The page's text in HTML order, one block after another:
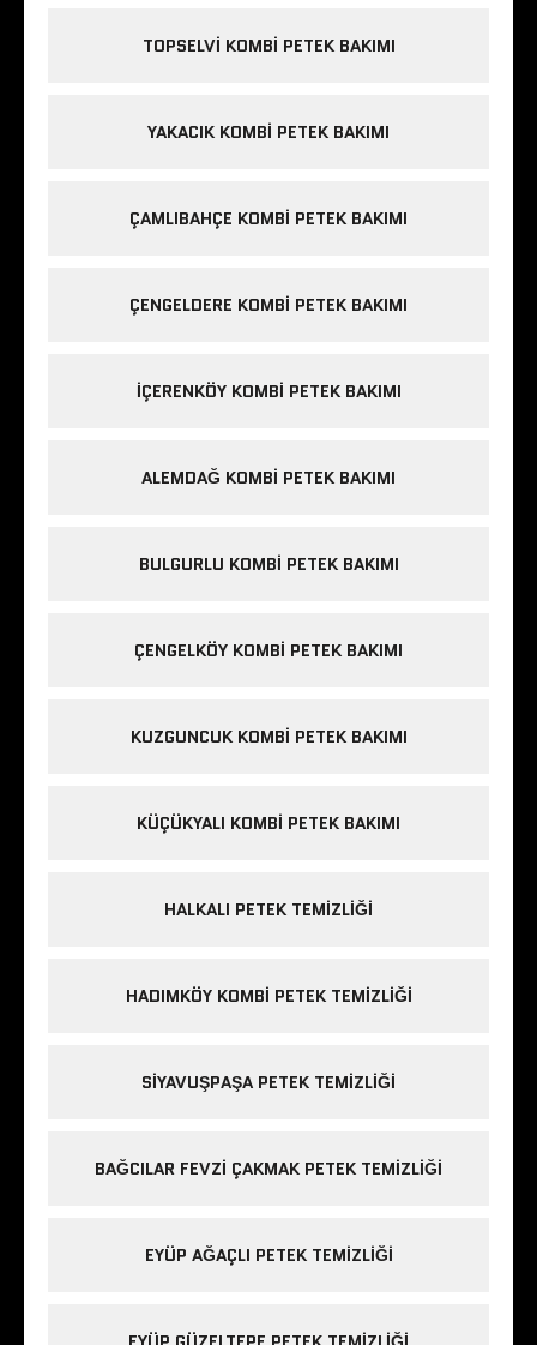
TOPSELVI KOMBI PETEK BAKIMI
YAKACIK KOMBI PETEK BAKIMI
ÇAMLIBAHÇE KOMBI PETEK BAKIMI
ÇENGELDERE KOMBI PETEK BAKIMI
IÇERENKÖY KOMBI PETEK BAKIMI
ALEMDAĞ KOMBI PETEK BAKIMI
BULGURLU KOMBI PETEK BAKIMI
ÇENGELKÖY KOMBI PETEK BAKIMI
KUZGUNCUK KOMBI PETEK BAKIMI
KÜÇÜKYALI KOMBI PETEK BAKIMI
HALKALI PETEK TEMIZLIĞI
HADIMKÖY KOMBI PETEK TEMIZLIĞI
SIYAVUŞPAŞA PETEK TEMIZLIĞI
BAĞCILAR FEVZI ÇAKMAK PETEK TEMIZLIĞI
EYÜP AĞAÇLI PETEK TEMIZLIĞI